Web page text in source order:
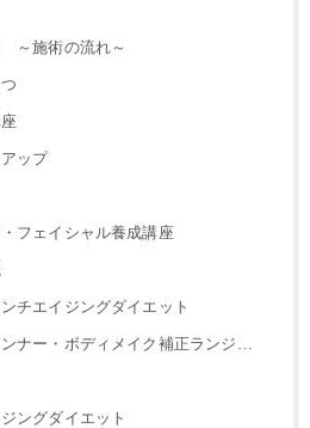
～施術の流れ～
ップ
フェイシャル養成講座
チエイジングダイエット
ー・ボディメイク補正ランジェリー
ングダイエット